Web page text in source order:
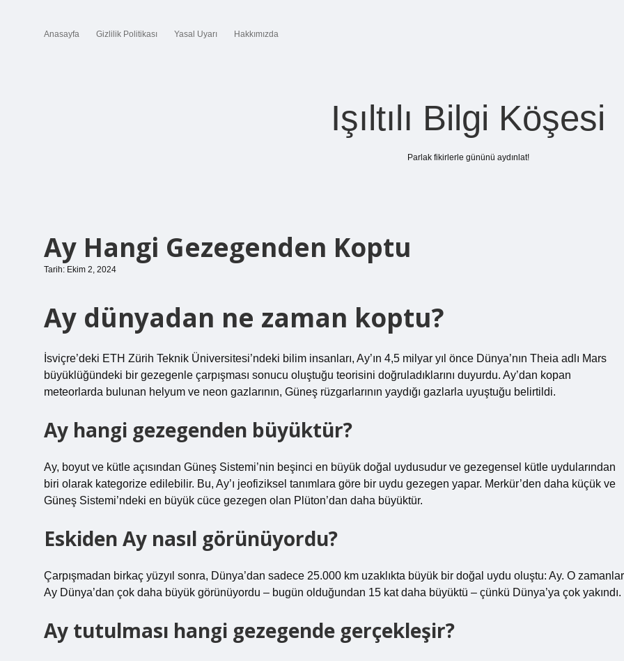
Anasayfa Gizlilik Politikası Yasal Uyarı Hakkımızda
Işıltılı Bilgi Köşesi
Parlak fikirlerle gününü aydınlat!
Ay Hangi Gezegenden Koptu
Tarih: Ekim 2, 2024
Ay dünyadan ne zaman koptu?
İsviçre’deki ETH Zürih Teknik Üniversitesi’ndeki bilim insanları, Ay’ın 4,5 milyar yıl önce Dünya’nın Theia adlı Mars
büyüklüğündeki bir gezegenle çarpışması sonucu oluştuğu teorisini doğruladıklarını duyurdu. Ay’dan kopan
meteorlarda bulunan helyum ve neon gazlarının, Güneş rüzgarlarının yaydığı gazlarla uyuştuğu belirtildi.
Ay hangi gezegenden büyüktür?
Ay, boyut ve kütle açısından Güneş Sistemi’nin beşinci en büyük doğal uydusudur ve gezegensel kütle uydularından
biri olarak kategorize edilebilir. Bu, Ay’ı jeofiziksel tanımlara göre bir uydu gezegen yapar. Merkür’den daha küçük ve
Güneş Sistemi’ndeki en büyük cüce gezegen olan Plüton’dan daha büyüktür.
Eskiden Ay nasıl görünüyordu?
Çarpışmadan birkaç yüzyıl sonra, Dünya’dan sadece 25.000 km uzaklıkta büyük bir doğal uydu oluştu: Ay. O
Ay Dünya’dan çok daha büyük görünüyordu – bugün olduğundan 15 kat daha büyüktü – çünkü Dünya’ya çok yakındı.
Ay tutulması hangi gezegende gerçekleşir?